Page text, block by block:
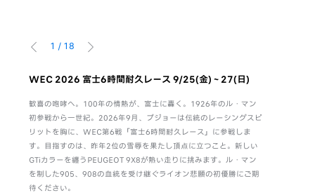
1 / 18
WEC 2026 富士6時間耐久レース 9/25(金)～27(日)
歓喜の咆哮へ。100年の情熱が、富士に轟く。1926年のル・マン
初参戦から一世紀。2026年9月、プジョーは伝統のレーシングスピ
リットを胸に、WEC第6戦「富士6時間耐久レース」に参戦しま
す。目指すのは、昨年2位の雪辱を果たし頂点に立つこと。新しい
GTiカラーを纏うPEUGEOT 9X8が熱い走りに挑みます。ル・マン
を制した905、908の血統を受け継ぐライオン悲願の初優勝にご期
待ください。